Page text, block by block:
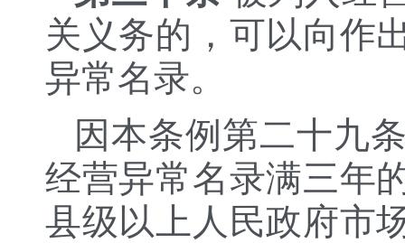
关义务的，可以向作
异常名录。
因本条例第二十九
经营异常名录满三年
县级以上人民政府市